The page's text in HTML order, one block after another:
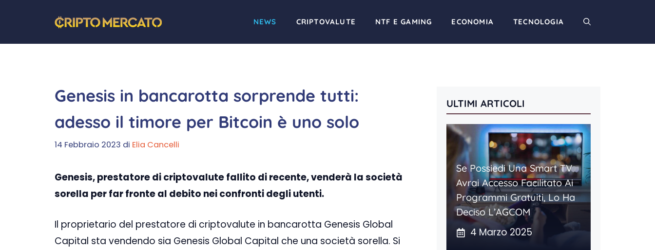
contenuto
NEWS CRIPTOVALUTE NTF E GAMING ECONOMIA TECNOLOGIA
Genesis in bancarotta sorprende tutti:
adesso il timore per Bitcoin è uno solo
14 Febbraio 2023 di Elia Cancelli
Genesis, prestatore di criptovalute fallito di recente, venderà la società
sorella per far fronte al debito nei confronti degli utenti.
Il proprietario del prestatore di criptovalute in bancarotta Genesis Global
Capital sta vendendo sia Genesis Global Capital che una società sorella. Si
ULTIMI ARTICOLI
Se Possiedi Una Smart TV
Avrai Accesso Facilitato Ai
Programmi Gratuiti, Lo Ha
Deciso L’AGCOM
4 Marzo 2025